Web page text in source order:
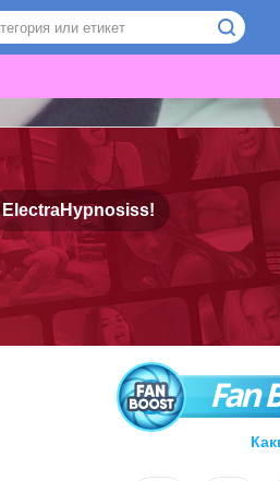
ElectraHypnosiss!
Fan